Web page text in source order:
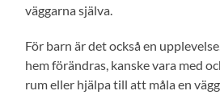
väggarna själva.
För barn är det också en
hem förändras, kanske vara med
rum eller hjälpa till att måla en